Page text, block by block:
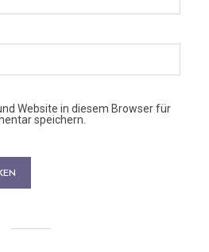
Website in diesem Browser für
speichern.